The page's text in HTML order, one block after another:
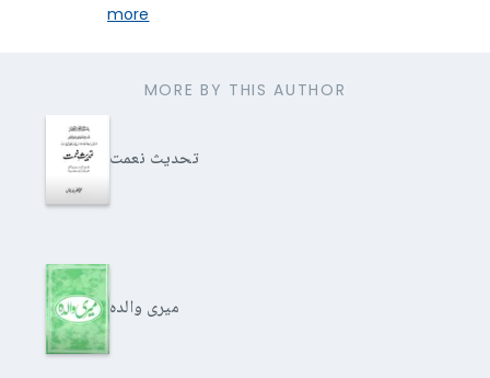
more
MORE BY THIS AUTHOR
تحدیث نعمت
میری والدہ